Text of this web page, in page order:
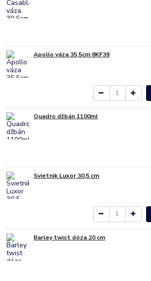
Apollo váza 35,5cm 8KF39
Quadro džbán 1100ml
Svietnik Luxor 30,5 cm
Barley twist dóza 20 cm